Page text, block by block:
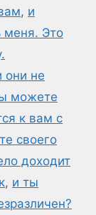
, и
меня. Это
они не
можете
к вам с
своего
доходит
, и ты